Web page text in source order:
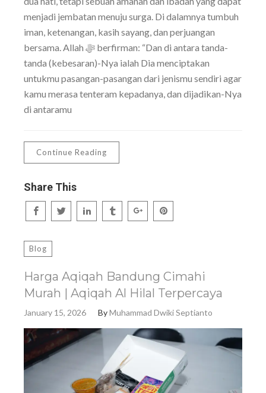
menjadi jembatan menuju surga. Di dalamnya tumbuh
iman, ketenangan, kasih sayang, dan perjuangan
bersama. Allah ﷻ berfirman: “Dan di antara tanda-
tanda (kebesaran)-Nya ialah Dia menciptakan
untukmu pasangan-pasangan dari jenismu sendiri agar
kamu merasa tenteram kepadanya, dan dijadikan-Nya
di antaramu
Continue Reading
Share This
Blog
Harga Aqiqah Bandung Cimahi
Murah | Aqiqah Al Hilal Terpercaya
January 15, 2026 ByMuhammad Dwiki Septianto